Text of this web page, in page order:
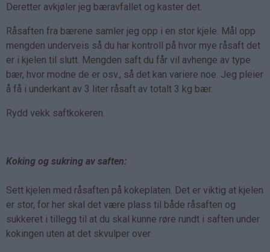
Deretter avkjøler jeg bæravfallet og kaster det.
Råsaften fra bærene samler jeg opp i en stor kjele. Mål opp
mengden underveis så du har kontroll på hvor mye råsaft det
er i kjelen til slutt. Mengden saft du får vil avhenge av type
bær, hvor modne de er osv., så det kan variere noe. Jeg pleier
å få i underkant av 3 liter råsaft av totalt 3 kg bær.
Rydd vekk saftkokeren.
Koking og sukring av saften:
Sett kjelen med råsaften på kokeplaten. Det er viktig at kjelen
er stor, for her skal det være plass til både råsaften og
sukkeret i tillegg til at du skal kunne røre rundt i saften under
kokingen uten at det skvulper over.